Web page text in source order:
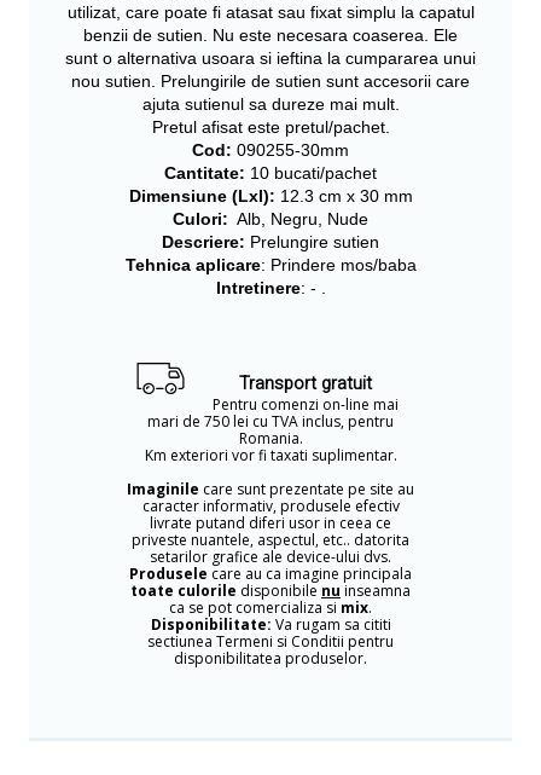
utilizat, care poate fi atasat sau fixat simplu la capatul
benzii de sutien. Nu este necesara coaserea. Ele
sunt o alternativa usoara si ieftina la cumpararea unui
nou sutien. Prelungirile de sutien sunt accesorii care
ajuta sutienul sa dureze mai mult.
Pretul afisat este pretul/pachet.
Cod: 090255-30mm
Cantitate: 10 bucati/pachet
Dimensiune (Lxl): 12.3 cm x 30 mm
Culori: Alb, Negru, Nude
Descriere: Prelungire sutien
Tehnica aplicare: Prindere mos/baba
Intretinere: - .
Transport gratuit
Pentru comenzi on-line mai
mari de 750 lei cu TVA inclus, pentru
Romania.
Km exteriori vor fi taxati suplimentar.
Imaginile care sunt prezentate pe site au
caracter informativ, produsele efectiv
livrate putand diferi usor in ceea ce
priveste nuantele, aspectul, etc.. datorita
setarilor grafice ale device-ului dvs.
Produsele care au ca imagine principala
toate culorile disponibile nu inseamna
ca se pot comercializa si mix.
Disponibilitate: Va rugam sa cititi
sectiunea Termeni si Conditii pentru
disponibilitatea produselor.